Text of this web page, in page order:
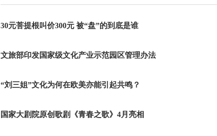
30元菩提根叫价300元 被“盘”的到底是谁
文旅部印发国家级文化产业示范园区管理办法
“刘三姐”文化为何在欧美亦能引起共鸣？
国家大剧院原创歌剧《青春之歌》4月亮相